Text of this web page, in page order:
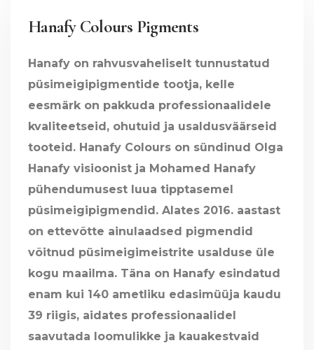
Hanafy Colours Pigments
Hanafy on rahvusvaheliselt tunnustatud
püsimeigipigmentide tootja, kelle
eesmärk on pakkuda professionaalidele
kvaliteetseid, ohutuid ja usaldusväärseid
tooteid. Hanafy Colours on sündinud Olga
Hanafy visioonist ja Mohamed Hanafy
pühendumusest luua tipptasemel
püsimeigipigmendid. Alates 2016. aastast
on ettevõtte ainulaadsed pigmendid
võitnud püsimeigimeistrite usalduse üle
kogu maailma. Täna on Hanafy esindatud
enam kui 140 ametliku edasimüüja kaudu
39 riigis, aidates professionaalidel
saavutada loomulikke ja kauakestvaid